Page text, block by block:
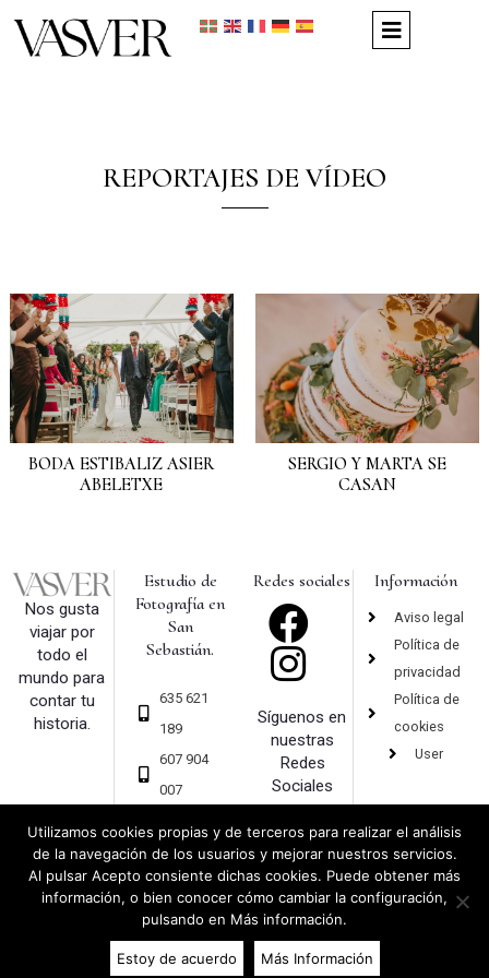
REPORTAJES DE VÍDEO
BODA ESTIBALIZ ASIER
ABELETXE
SERGIO Y MARTA SE
CASAN
Nos gusta
viajar por
todo el
mundo para
contar tu
historia.
Estudio de
Fotografía en
San
Sebastián.
635 621
189
607 904
007
ver.com
Redes sociales
Síguenos en
nuestras
Redes
Sociales
Información
Aviso legal
Política de
privacidad
Política de
cookies
User
Copyright 2019 © Vasver – Fotografía – San Sebastián |
Utilizamos cookies propias y de terceros para realizar el análisis
de la navegación de los usuarios y mejorar nuestros servicios.
Al pulsar Acepto consiente dichas cookies. Puede obtener más
información, o bien conocer cómo cambiar la configuración,
pulsando en Más información.
Estoy de acuerdo Más Información